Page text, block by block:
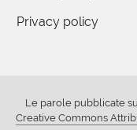
Alfredo
2 reazioni
Privacy policy
Le parole pubblicate
Creative Commons